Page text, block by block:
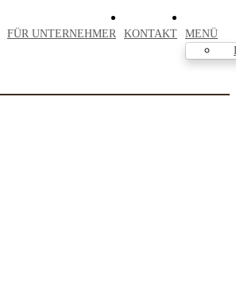
FÜR UNTERNEHMER KONTAKT
MENÜ